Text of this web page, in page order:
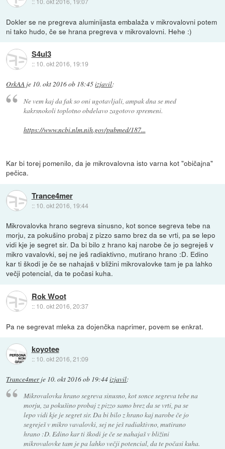
Dokler se ne pregreva aluminijasta embalaža v mikrovalovni potem
ni tako hudo, če se hrana pregreva v mikrovalovni. Hehe :)
S4ul3
:: 10. okt 2016, 19:19
OrkAA je 10. okt 2016 ob 18:45izjavil:
Ne vem kaj da fak so oni ugotavljali, ampak dna se med
kakrsnokoli toplotno obdelavo zagotovo spremeni.
https://www.ncbi.nlm.nih.gov/pubmed/187...
Kar bi torej pomenilo, da je mikrovalovna isto varna kot "običajna"
pečica.
Trance4mer
:: 10. okt 2016, 19:44
Mikrovalovka hrano segreva sinusno, kot sonce segreva tebe na
morju, za pokušino probaj z pizzo samo brez da se vrti, pa se lepo
vidi kje je segret sir. Da bi bilo z hrano kaj narobe če jo segreješ v
mikro vavalovki, sej ne ješ radiaktivno, mutirano hrano :D. Edino
kar ti škodi je če se nahajaš v bližini mikrovalovke tam je pa lahko
večji potencial, da te počasi kuha.
Rok Woot
:: 10. okt 2016, 20:37
Pa ne segrevat mleka za dojenčka naprimer, povem se enkrat.
koyotee
:: 10. okt 2016, 21:09
Trance4merje 10. okt 2016 ob 19:44izjavil:
Mikrovalovka hrano segreva sinusno, kot sonce segreva tebe na
morju, za pokušino probaj z pizzo samo brez da se vrti, pa se
lepo vidi kje je segret sir. Da bi bilo z hrano kaj narobe če jo
segreješ v mikro vavalovki, sej ne ješ radiaktivno, mutirano
hrano :D. Edino kar ti škodi je če se nahajaš v bližini
mikrovalovke tam je pa lahko večji potencial, da te počasi kuha.